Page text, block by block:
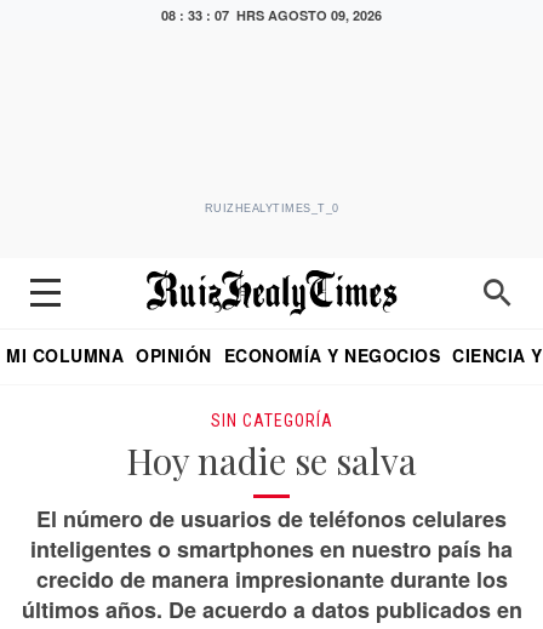
08 : 33 : 08 HRS AGOSTO 09, 2026
RUIZHEALYTIMES_T_0
MI COLUMNA OPINIÓN ECONOMÍA Y NEGOCIOS CIENCIA
SIN CATEGORÍA
Hoy nadie se salva
El número de usuarios de teléfonos celulares
inteligentes o smartphones en nuestro país ha
crecido de manera impresionante durante los
últimos años. De acuerdo a datos publicados en